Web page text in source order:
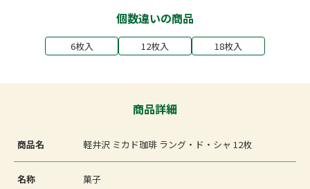
個数違いの商品
6枚入 12枚入 18枚入
商品詳細
商品名 軽井沢 ミカド珈琲 ラング・ド・シャ 12枚
名称 菓子